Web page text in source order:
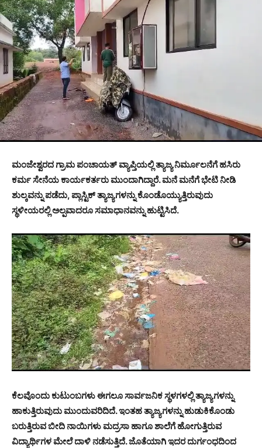
ಮಂಜೇಶ್ವರದ ಗ್ರಾಮ ಪಂಚಾಯತ್ ವ್ಯಾಪ್ತಿಯಲ್ಲಿ ತ್ಯಾಜ್ಯ ನಿರ್ಮೂಲನೆಗೆ ಹಸಿರು
ಕರ್ಮ ಸೇನೆಯ ಕಾರ್ಯಕರ್ತರು ಮುಂದಾಗಿದ್ದಾರೆ. ಮನೆ ಮನೆಗೆ ಭೇಟಿ ನೀಡಿ
ಶುಲ್ಕವನ್ನು ಪಡೆದು, ಪ್ಲಾಸ್ಟಿಕ್ ತ್ಯಾಜ್ಯಗಳನ್ನು ಕೊಂಡೊಯ್ಯುತ್ತಿರುವುದು
ಸ್ಥಳೀಯರಲ್ಲಿ ಅಲ್ಪವಾದರೂ ಸಮಾಧಾನವನ್ನು ಹುಟ್ಟಿಸಿದೆ.
ಕೆಲವೊಂದು ಕುಟುಂಬಗಳು ಈಗಲೂ ಸಾರ್ವಜನಿಕ ಸ್ಥಳಗಳಲ್ಲಿ ತ್ಯಾಜ್ಯಗಳನ್ನು
ಹಾಕುತ್ತಿರುವುದು ಮುಂದುವರಿದಿದೆ. ಇಂತಹ ತ್ಯಾಜ್ಯಗಳನ್ನು ಹುಡುಕಿಕೊಂಡು
ಬರುತ್ತಿರುವ ಬೀದಿ ನಾಯಿಗಳು ಮದ್ರಸಾ ಹಾಗೂ ಶಾಲೆಗೆ ಹೋಗುತ್ತಿರುವ
ವಿದ್ಯಾರ್ಥಿಗಳ ಮೇಲೆ ದಾಳಿ ನಡೆಸುತ್ತಿದೆ. ಜೊತೆಯಾಗಿ ಇದರ ದುರ್ಗಂಧದಿಂದ